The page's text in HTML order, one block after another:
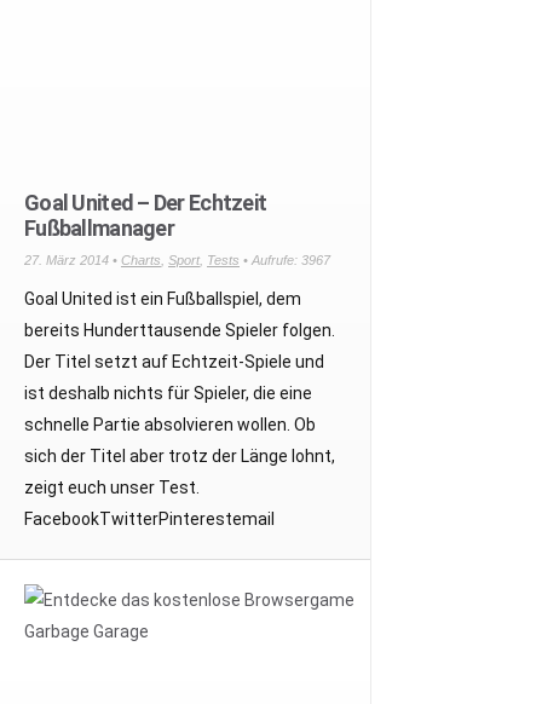
Goal United – Der Echtzeit
Fußballmanager
27. März 2014 • Charts Sport Tests • Aufrufe: 3967
Goal United ist ein Fußballspiel, dem
bereits Hunderttausende Spieler folgen.
Der Titel setzt auf Echtzeit-Spiele und
ist deshalb nichts für Spieler, die eine
schnelle Partie absolvieren wollen. Ob
sich der Titel aber trotz der Länge lohnt,
zeigt euch unser Test.
FacebookTwitterPinterestemail